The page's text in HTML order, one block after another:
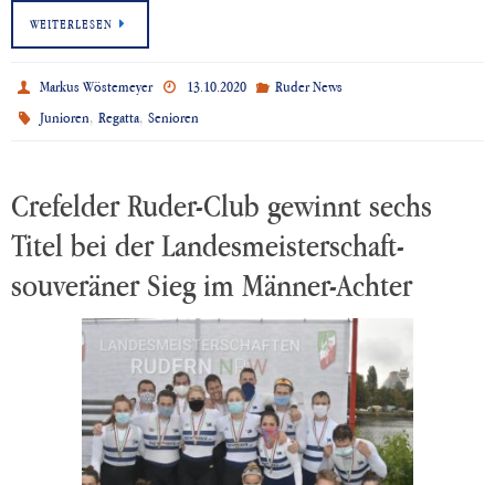
WEITERLESEN
Markus Wöstemeyer 13.10.2020
Ruder News
Junioren,Regatta,Senioren
Crefelder Ruder-Club gewinnt sechs
Titel bei der Landesmeisterschaft-
souveräner Sieg im Männer-Achter